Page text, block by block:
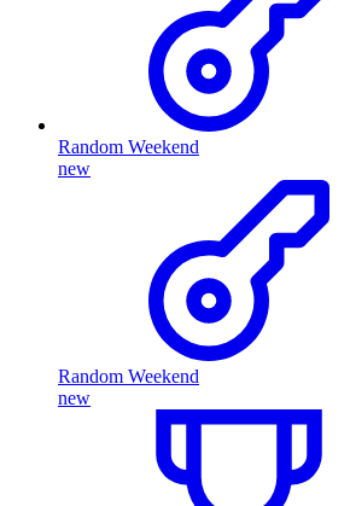
Random Weekend
new
Random Weekend
new